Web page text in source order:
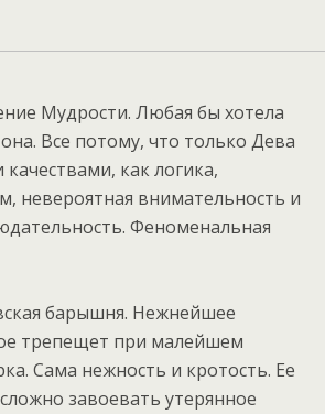
Мудрости. Любая бы хотела
Все потому, что только Дева
как логика,
невероятная внимательность и
Феноменальная
барышня. Нежнейшее
трепещет при малейшем
Сама нежность и кротость. Ее
завоевать утерянное